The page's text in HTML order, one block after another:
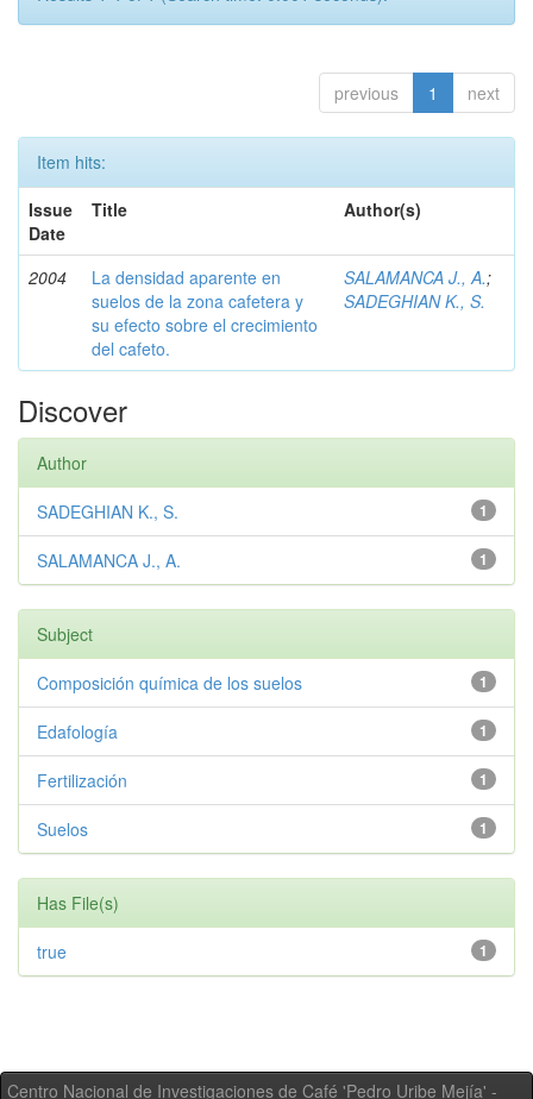
previous 1 next
Item hits:
Issue
Date
Title Author(s)
2004
La densidad aparente en
suelos de la zona cafetera y
su efecto sobre el crecimiento
del cafeto.
SALAMANCA J., A.;
SADEGHIAN K., S.
Discover
Author
1
SADEGHIAN K., S.
1
SALAMANCA J., A.
Subject
1
Composición química de los suelos
1
Edafología
1
Fertilización
1
Suelos
Has File(s)
1
true
Centro Nacional de Investigaciones de Café 'Pedro Uribe Mejía' -